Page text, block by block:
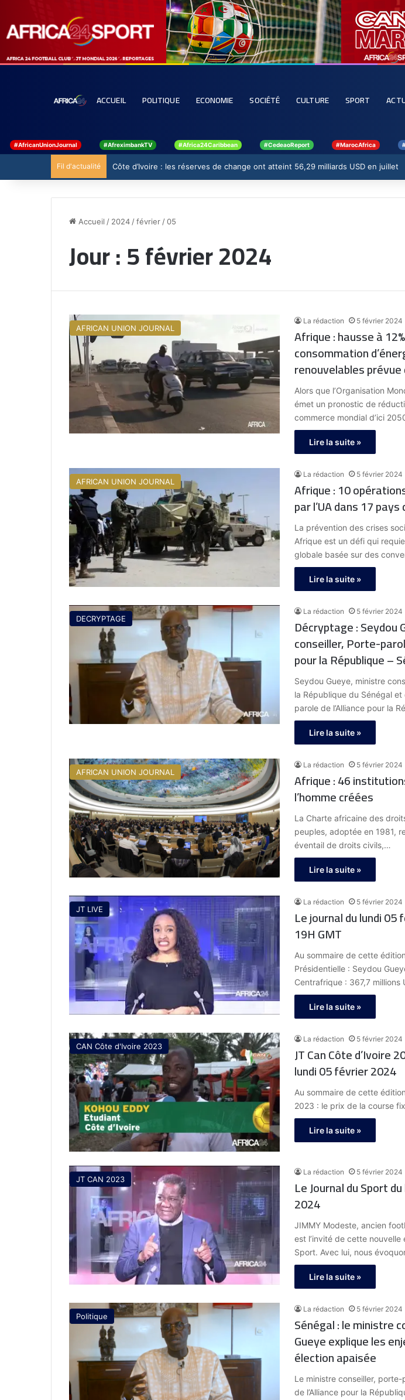
ACCUEIL POLITIQUE ECONOMIE SOCIÉTÉ CULTURE SPORT
#AfricanUnionJournal #AfreximbankTV #Africa24Caribbean #CedeaoReport #MarocAfrica
Fil d'actualité Côte d’Ivoire : les réserves de change ont atteint 56,29 milliards USD en juillet
Accueil / 2024/février/05
Jour :5 février 2024
AFRICAN UNION JOURNAL
La rédaction 5 février 2024
Afrique : hausse à
consommation
renouvelables prévue
Alors que l’Organisation
émet un pronostic de
commerce mondial d’ici
Lire la suite »
AFRICAN UNION JOURNAL
La rédaction 5 février 2024
Afrique : 10
par l’UA dans 17
La prévention des crises
Afrique est un défi qui
globale basée sur des
Lire la suite »
DECRYPTAGE
La rédaction 5 février 2024
Décryptage : Seydou
conseiller, Porte-
pour la République –
entre en élection
des contestations
de vérification des
pense sa n’inaugure
Seydou Gueye, ministre
la République du Sénégal
parole de l’Alliance pour la
Lire la suite »
AFRICAN UNION JOURNAL
La rédaction 5 février 2024
Afrique : 46
l’homme créées
La Charte africaine des
peuples, adoptée en 1981,
éventail de droits civils,…
Lire la suite »
JT LIVE
La rédaction 5 février 2024
Le journal du lundi
19H GMT
Au sommaire de cette
Présidentielle : Seydou
Centrafrique : 367,7 millions
Lire la suite »
CAN Côte d'Ivoire 2023
La rédaction 5 février 2024
JT Can Côte d’Ivoire
lundi 05 février 2024
Au sommaire de cette
2023 : le prix de la course
Lire la suite »
JT CAN 2023
La rédaction 5 février 2024
Le Journal du Sport
2024
JIMMY Modeste, ancien
est l’invité de cette
Sport. Avec lui, nous
Lire la suite »
Politique
La rédaction 5 février 2024
Sénégal : le ministre
Gueye explique les
élection apaisée
Le ministre conseiller, porte-
de l’Alliance pour la